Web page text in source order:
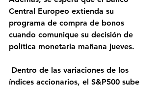
Central Europeo extienda su
programa de compra de bonos
cuando comunique su decisión de
política monetaria mañana jueves.
índices accionarios, el S&P500 sube